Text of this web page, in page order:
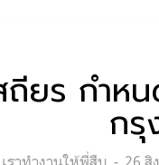
ถียร กำ
กรุ
Categories:
เราทำงานให้พี่สืบ 26 สิ